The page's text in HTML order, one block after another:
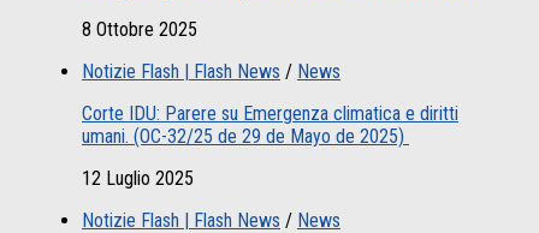
8 Ottobre 2025
Notizie Flash | Flash News / News
Corte IDU: Parere su Emergenza climatica e diritti
umani. (OC-32/25 de 29 de Mayo de 2025)
12 Luglio 2025
Notizie Flash | Flash News / News